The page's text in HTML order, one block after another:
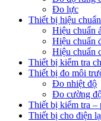
Đo lực
Thiết bị hiệu chuẩn
Hiệu chuẩn
Hiệu chuẩn
Hiệu chuẩn
Thiết bị kiểm tra
Thiết bị đo môi
Đo nhiệt độ
Đo cường
Thiết bị kiểm tra –
Thiết bị cho điện